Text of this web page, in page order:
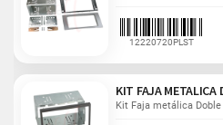
12220720PLST
KIT FAJA METALICA
Kit Faja metálica